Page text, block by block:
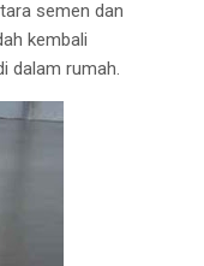
semen dan
kembali
dalam rumah.